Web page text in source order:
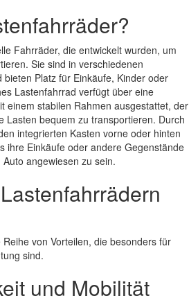
Fahrräder, die entwickelt wurden, um
Sie sind in verschiedenen
Platz für Einkäufe, Kinder oder
Lastenfahrrad verfügt über eine
einem stabilen Rahmen ausgestattet, der
Lasten bequem zu transportieren. Durch
integrierten Kasten vorne oder hinten
ihre Einkäufe oder andere Gegenstände
angewiesen zu sein.
von Vorteilen, die besonders für
sind.
und Mobilität